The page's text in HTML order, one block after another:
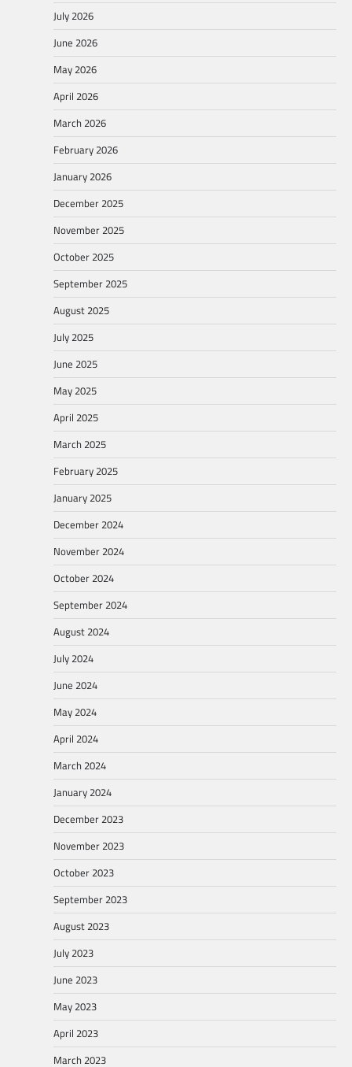
July 2026
June 2026
May 2026
April 2026
March 2026
February 2026
January 2026
December 2025
November 2025
October 2025
September 2025
August 2025
July 2025
June 2025
May 2025
April 2025
March 2025
February 2025
January 2025
December 2024
November 2024
October 2024
September 2024
August 2024
July 2024
June 2024
May 2024
April 2024
March 2024
January 2024
December 2023
November 2023
October 2023
September 2023
August 2023
July 2023
June 2023
May 2023
April 2023
March 2023